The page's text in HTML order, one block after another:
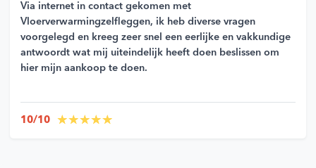
Via internet in contact gekomen met
Vloerverwarmingzelfleggen, ik heb diverse vragen
voorgelegd en kreeg zeer snel een eerlijke en vakkundige
antwoordt wat mij uiteindelijk heeft doen beslissen om
hier mijn aankoop te doen.
10/10